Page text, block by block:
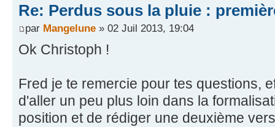
Re: Perdus sous la pluie :
par Mangelune » 02 Juil 2013, 19:04
Ok Christoph !
Fred je te remercie pour tes questions,
d'aller un peu plus loin dans la
position et de rédiger une deuxième